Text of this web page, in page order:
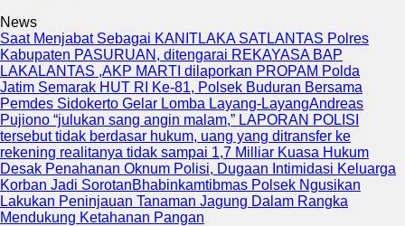
News
Saat Menjabat Sebagai KANITLAKA SATLANTAS Polres
Kabupaten PASURUAN, ditengarai REKAYASA BAP
LAKALANTAS ,AKP MARTI dilaporkan PROPAM Polda
Jatim Semarak HUT RI Ke-81, Polsek Buduran Bersama
Pemdes Sidokerto Gelar Lomba Layang-LayangAndreas
Pujiono “julukan sang angin malam,” LAPORAN POLISI
tersebut tidak berdasar hukum, uang yang ditransfer ke
rekening realitanya tidak sampai 1,7 Milliar Kuasa Hukum
Desak Penahanan Oknum Polisi, Dugaan Intimidasi Keluarga
Korban Jadi SorotanBhabinkamtibmas Polsek Ngusikan
Lakukan Peninjauan Tanaman Jagung Dalam Rangka
Mendukung Ketahanan Pangan